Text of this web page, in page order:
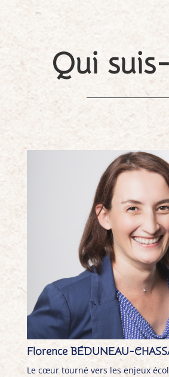
Qui
Florence BÉDUNEAU-
Le cœur tourné vers les enjeux